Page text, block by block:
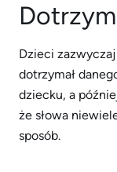
Dzieci
dotrzymał
dziecku, a
że słowa
sposób.